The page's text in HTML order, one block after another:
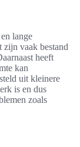
lange
zijn vaak bestand
heeft
kan
uit kleinere
is en dus
zoals